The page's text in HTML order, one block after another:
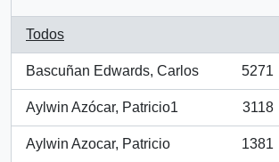
Todos
Bascuñan Edwards, Carlos
, 5271 resultados
5271
Aylwin Azócar, Patricio1
, 3118 resultados
3118
Aylwin Azocar, Patricio
, 1381 resultados
1381